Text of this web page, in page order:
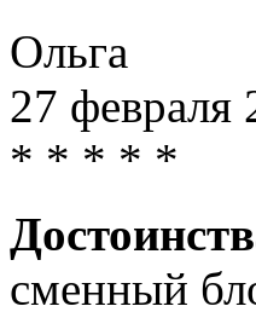
Ольга
27 февраля
* * * * *
сменный